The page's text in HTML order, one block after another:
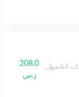
الباتشولي والحمضيات وخشب
208.0
ر.س